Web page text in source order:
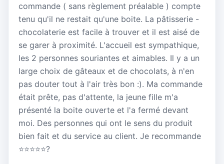
commande ( sans règlement préalable ) compte
tenu qu'il ne restait qu'une boite. La pâtisserie -
chocolaterie est facile à trouver et il est aisé de
se garer à proximité. L'accueil est sympathique,
les 2 personnes souriantes et aimables. Il y a un
large choix de gâteaux et de chocolats, à n'en
pas douter tout à l'air très bon :). Ma commande
était prête, pas d'attente, la jeune fille m'a
présenté la boite ouverte et l'a fermé devant
moi. Des personnes qui ont le sens du produit
bien fait et du service au client. Je recommande
⭐⭐⭐⭐⭐?